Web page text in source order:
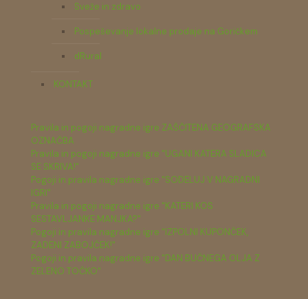
Sveže in zdravo
Pospeševanje lokalne prodaje na Goričkem
dRural
KONTAKT
Pravila in pogoji nagradne igre ZAŠČITENA GEOGRAFSKA
OZNAČBA
Pravila in pogoji nagradne igre "UGANI KATERA SLADICA
SE SKRIVA!"
Pogoji in pravila nagradne igre "SODELUJ V NAGRADNI
IGRI"
Pravila in pogoji nagradne igre "KATERI KOS
SESTAVLJANKE MANJKA?"
Pogoji in pravila nagradne igre "IZPOLNI KUPONČEK,
ZADENI ZABOJČEK!"
Pogoji in pravila nagradne igre "DAN BUČNEGA OLJA Z
ZELENO TOČKO"